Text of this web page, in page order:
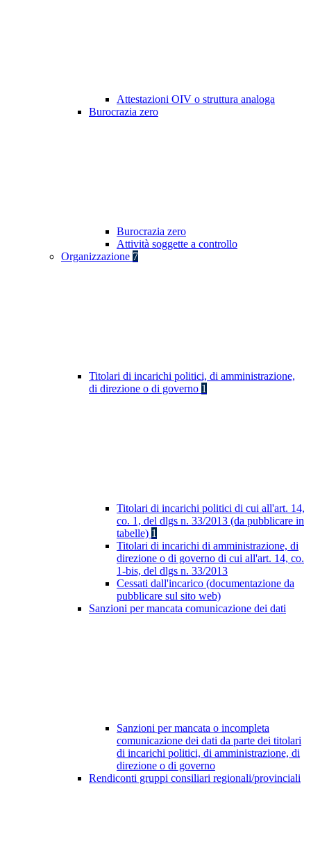
Attestazioni OIV o struttura analoga
Burocrazia zero
Burocrazia zero
Attività soggette a controllo
Organizzazione 7
Titolari di incarichi politici, di amministrazione,
di direzione o di governo 1
Titolari di incarichi politici di cui all'art. 14,
co. 1, del dlgs n. 33/2013 (da pubblicare in
tabelle) 1
Titolari di incarichi di amministrazione, di
direzione o di governo di cui all'art. 14, co.
1-bis, del dlgs n. 33/2013
Cessati dall'incarico (documentazione da
pubblicare sul sito web)
Sanzioni per mancata comunicazione dei dati
Sanzioni per mancata o incompleta
comunicazione dei dati da parte dei titolari
di incarichi politici, di amministrazione, di
direzione o di governo
Rendiconti gruppi consiliari regionali/provinciali